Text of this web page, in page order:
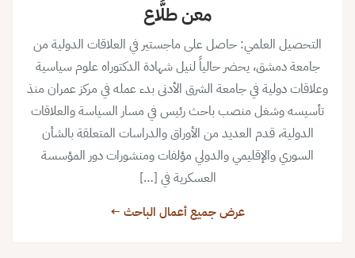
معن طلَّاع
التحصيل العلمي: حاصل على ماجستير في العلاقات الدولية من
جامعة دمشق، يحضر حالياً لنيل شهادة الدكتوراه علوم سياسية
وعلاقات دولية في جامعة الشرق الأدنى بدء عمله في مركز عمران منذ
تأسيسه وشغل منصب باحث رئيس في مسار السياسة والعلاقات
الدولية، قدم العديد من الأوراق والدراسات المتعلقة بالشأن
السوري والإقليمي والدولي مؤلفات ومنشورات دور المؤسسة
العسكرية في […]
عرض جميع أعمال الباحث ←